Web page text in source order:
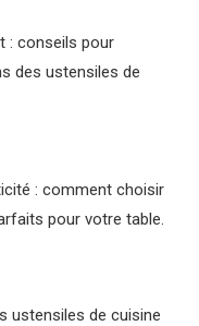
: conseils pour
des ustensiles de
: comment choisir
pour votre table.
ustensiles de cuisine